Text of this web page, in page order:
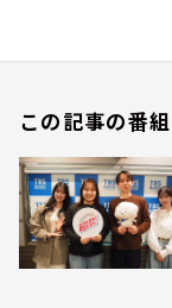
この記事の番